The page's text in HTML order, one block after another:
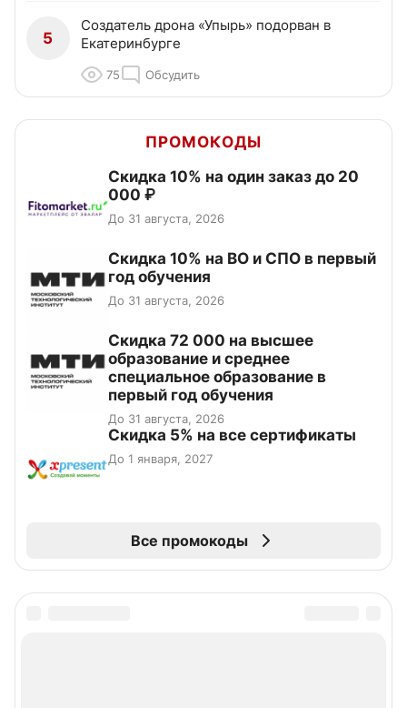
5
Создатель дрона «Упырь» подорван в
Екатеринбурге
75 Обсудить
ПРОМОКОДЫ
Скидка 10% на один заказ до 20
000 ₽
До 31 августа, 2026
Скидка 10% на ВО и СПО в первый
год обучения
До 31 августа, 2026
Скидка 72 000 на высшее
образование и среднее
специальное образование в
первый год обучения
До 31 августа, 2026
Скидка 5% на все сертификаты
До 1 января, 2027
Все промокоды